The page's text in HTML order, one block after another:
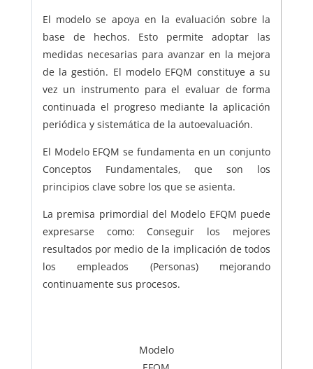
El modelo se apoya en la evaluación sobre la
base de hechos. Esto permite adoptar las
medidas necesarias para avanzar en la mejora
de la gestión. El modelo EFQM constituye a su
vez un instrumento para el evaluar de forma
continuada el progreso mediante la aplicación
periódica y sistemática de la autoevaluación.
El Modelo EFQM se fundamenta en un conjunto
Conceptos Fundamentales, que son los
principios clave sobre los que se asienta.
La premisa primordial del Modelo EFQM puede
expresarse como: Conseguir los mejores
resultados por medio de la implicación de todos
los empleados (Personas) mejorando
continuamente sus procesos.
Modelo